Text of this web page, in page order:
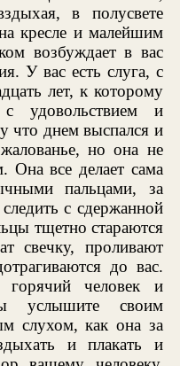
в полусвете
кресле и малейшим
возбуждает в вас
У вас есть слуга, с
лет, к которому
удовольствием и
что днем выспался и
но она не
Она все делает сама
пальцами, за
с сдержанной
тщетно стараются
свечку, проливают
до вас.
человек и
услышите своим
слухом, как она за
и плакать и